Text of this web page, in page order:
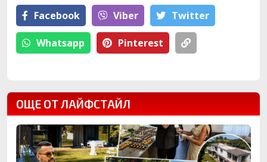
Facebook Viber Тwitter
Whatsapp Pinterest
ОЩЕ ОТ ЛАЙФСТАЙЛ